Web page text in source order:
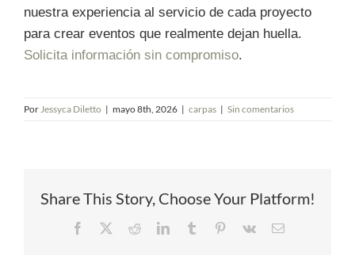
nuestra experiencia al servicio de cada proyecto
para crear eventos que realmente dejan huella.
Solicita información sin compromiso.
PorJessyca Diletto | mayo 8th, 2026 | carpas | Sin comentarios
Share This Story, Choose Your Platform!
Facebook RedditLinkedInTumblr Pinterest
Vk
Correo